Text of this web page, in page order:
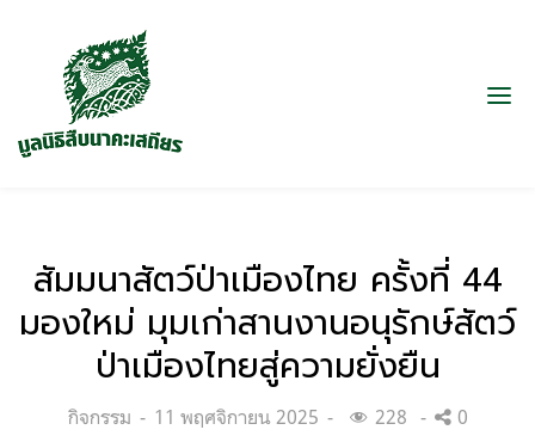
สัมมนาสัตว์ป่าเมืองไทย ครั้งที่ 44
มองใหม่ มุมเก่าสานงานอนุรักษ์สัตว์
ป่าเมืองไทยสู่ความยั่งยืน
Categories:
กิจกรรม
Posted
11 พฤศจิกายน 2025 228 0